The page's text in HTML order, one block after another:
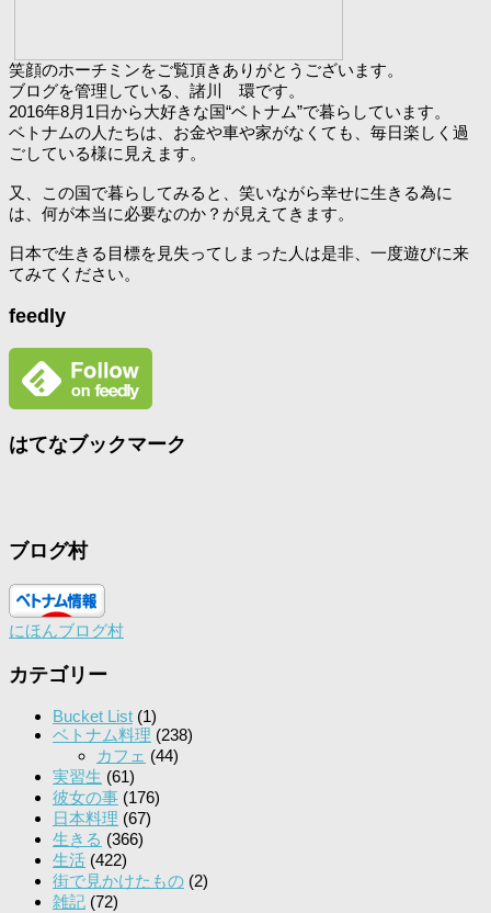
笑顔のホーチミンをご覧頂きありがとうございます。
ブログを管理している、諸川 環です。
2016年8月1日から大好きな国“ベトナム”で暮らしています。
ベトナムの人たちは、お金や車や家がなくても、毎日楽しく過
ごしている様に見えます。
又、この国で暮らしてみると、笑いながら幸せに生きる為に
は、何が本当に必要なのか？が見えてきます。
日本で生きる目標を見失ってしまった人は是非、一度遊びに来
てみてください。
feedly
はてなブックマーク
ブログ村
にほんブログ村
カテゴリー
Bucket List (1)
ベトナム料理 (238)
カフェ (44)
実習生 (61)
彼女の事 (176)
日本料理 (67)
生きる (366)
生活 (422)
街で見かけたもの (2)
雑記 (72)